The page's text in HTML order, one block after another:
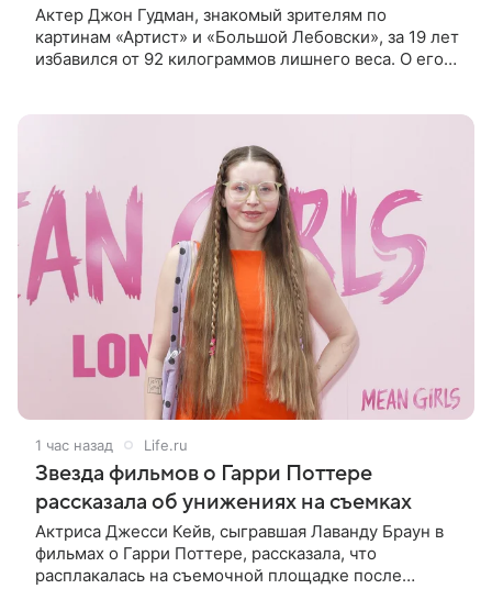
Актер Джон Гудман, знакомый зрителям по
картинам «Артист» и «Большой Лебовски», за 19 лет
избавился от 92 килограммов лишнего веса. О его
1 час назад Life.ru
Звезда фильмов о Гарри Поттере
рассказала об унижениях на съемках
Актриса Джесси Кейв, сыгравшая Лаванду Браун в
фильмах о Гарри Поттере, рассказала, что
расплакалась на съемочной площадке после